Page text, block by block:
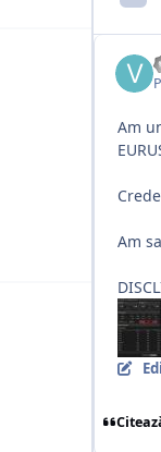
Am
Am